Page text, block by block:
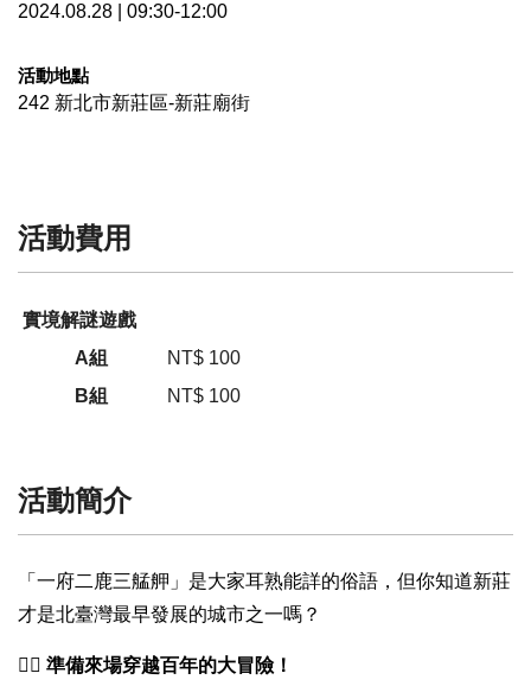
2024.08.28 | 09:30-12:00
活動地點
242 新北市新莊區-新莊廟街
活動費用
實境解謎遊戲
A組
NT$ 100
B組
NT$ 100
活動簡介
「一府二鹿三艋舺」是大家耳熟能詳的俗語，但你知道新莊
才是北臺灣最早發展的城市之一嗎？
🕵️‍♂️ 準備來場穿越百年的大冒險！